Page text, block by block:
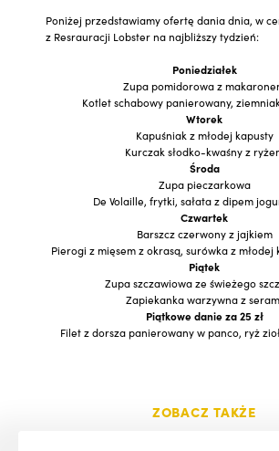
Poniżej przedstawiamy ofertę dania dnia, w
z Resrauracji Lobster na najbliższy tydzień:
Poniedziałek
Zupa pomidorowa z
Kotlet schabowy panierowany,
Wtorek
Kapuśniak z młodej kapusty
Kurczak słodko-kwaśny z
Środa
Zupa pieczarkowa
De Volaille, frytki, sałata z dipem
Czwartek
Barszcz czerwony z jajkiem
Pierogi z mięsem z okrasą, surówka z młodej
Piątek
Zupa szczawiowa ze świeżego
Zapiekanka warzywna z
Piątkowe danie za 25 zł
Filet z dorsza panierowany w panco, ryż
ZOBACZ TAKŻE